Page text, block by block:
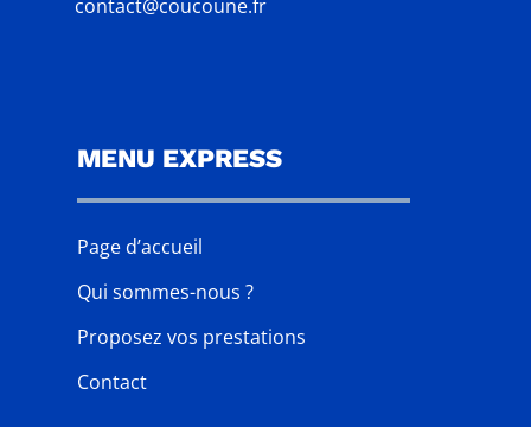
contact@coucoune.fr
MENU EXPRESS
Page d’accueil
Qui sommes-nous ?
Proposez vos prestations
Contact